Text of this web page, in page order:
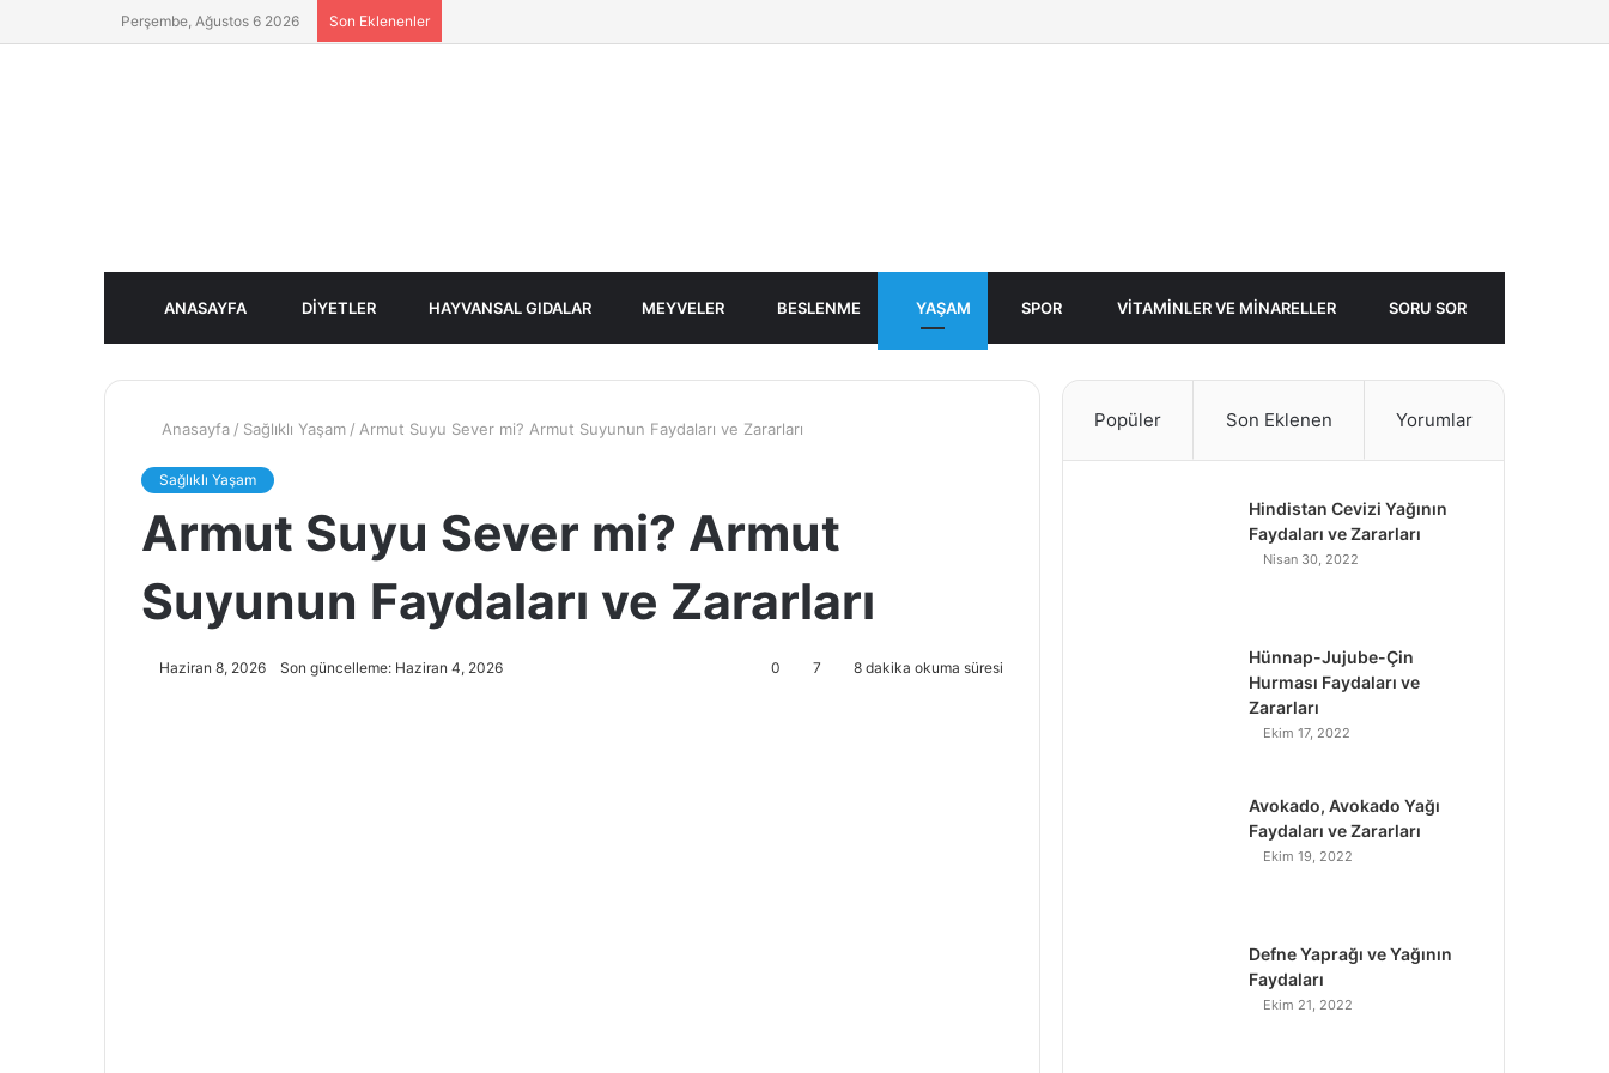
Perşembe, Ağustos 6 2026 Son Eklenenler
ANASAYFA DIYETLER HAYVANSAL GIDALAR MEYVELER BESLENME YAŞAM SPOR VITAMINLER VE MINARELLER SORU SOR
Anasayfa / Sağlıklı Yaşam / Armut Suyu Sever mi? Armut Suyunun Faydaları ve Zararları
Sağlıklı Yaşam
Armut Suyu Sever mi? Armut
Suyunun Faydaları ve Zararları
Haziran 8, 2026 Son güncelleme: Haziran 4, 2026 0 7 8 dakika okuma süresi
Popüler Son Eklenen Yorumlar
Hindistan Cevizi Yağının
Faydaları ve Zararları
Nisan 30, 2022
Hünnap-Jujube-Çin
Hurması Faydaları ve
Zararları
Ekim 17, 2022
Avokado, Avokado Yağı
Faydaları ve Zararları
Ekim 19, 2022
Defne Yaprağı ve Yağının
Faydaları
Ekim 21, 2022